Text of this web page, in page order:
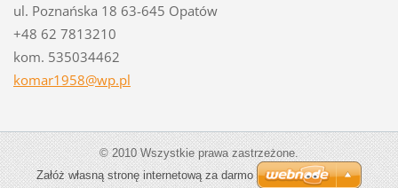
ul. Poznańska 18 63-645 Opatów
+48 62 7813210
kom. 535034462
komar1958@wp.pl
© 2010 Wszystkie prawa zastrzeżone.
Załóż własną stronę internetową za darmo